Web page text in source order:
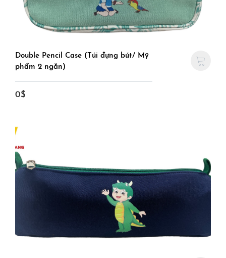
Double Pencil Case (Túi đựng bút/ Mỹ
phẩm 2 ngăn)
0$